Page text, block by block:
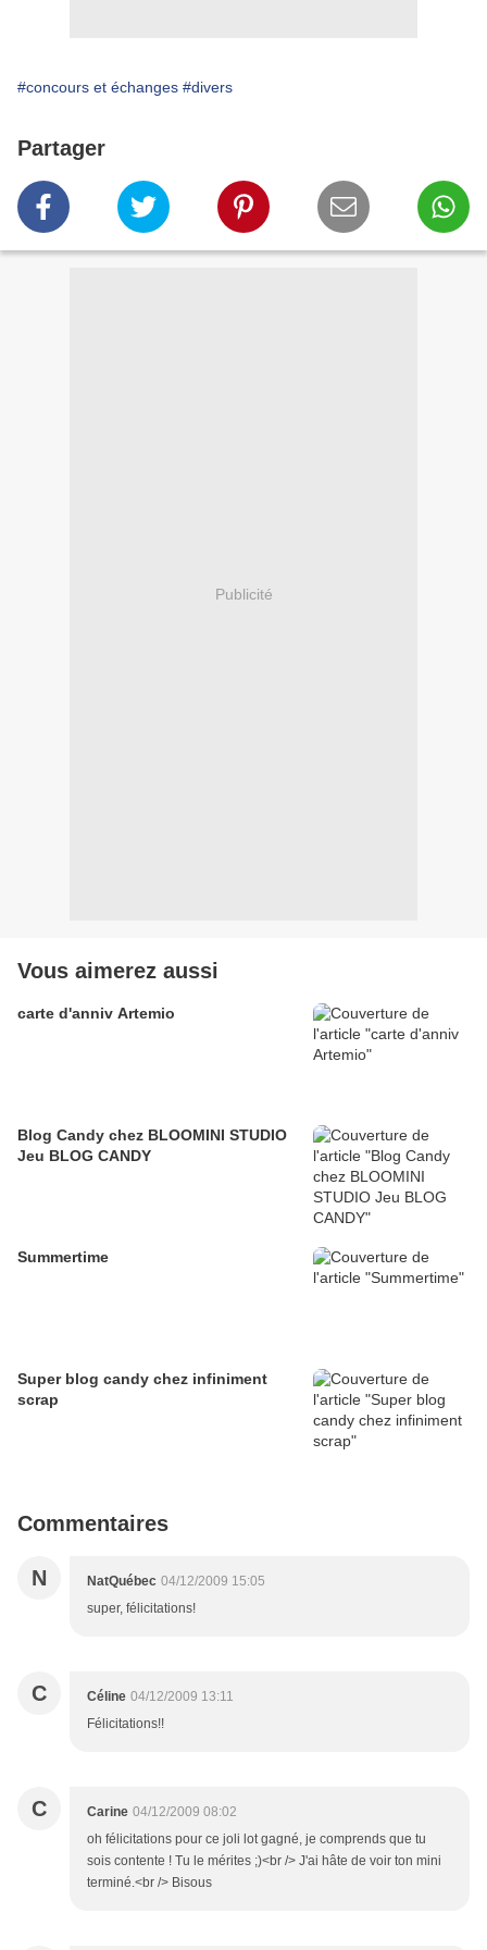
#concours et échanges #divers
Partager
Publicité
Vous aimerez aussi
carte d'anniv Artemio
Blog Candy chez BLOOMINI STUDIO
Jeu BLOG CANDY
Summertime
Super blog candy chez infiniment
scrap
Commentaires
N NatQuébec 04/12/2009 15:05
super, félicitations!
C Céline 04/12/2009 13:11
Félicitations!!
C Carine 04/12/2009 08:02
oh félicitations pour ce joli lot gagné, je comprends que tu
sois contente ! Tu le mérites ;)<br /> J'ai hâte de voir ton mini
terminé.<br /> Bisous